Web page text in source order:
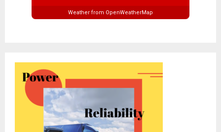
Weather from OpenWeatherMap